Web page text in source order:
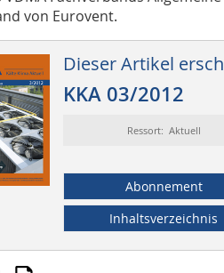
von Eurovent.
Dieser Artikel
KKA 03/2012
Ressort: Aktuell
Abonnement
Inhaltsverzeichnis